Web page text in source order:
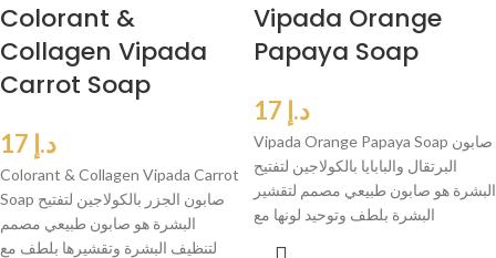
Colorant &
Collagen Vipada
Carrot Soap
د.إ
Colorant & Collagen Vipada Carrot
Soap صابون الجزر بالكولاجين لتفتيح
البشرة هو صابون طبيعي مصمم
لتنظيف البشرة وتقشيرها بلطف مع
Vipada Orange
Papaya Soap
د.إ
Vipada Orange Papaya Soap صابون
البرتقال والبابايا بالكولاجين لتفتيح
البشرة هو صابون طبيعي مصمم لتقشير
البشرة بلطف وتوحيد لونها مع